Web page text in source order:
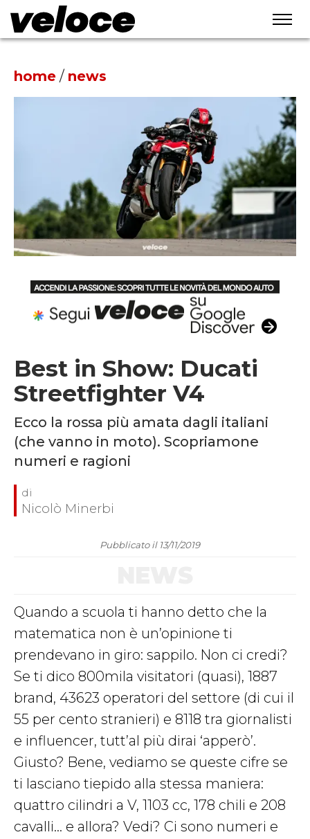
home / news
Best in Show: Ducati
Streetfighter V4
Ecco la rossa più amata dagli italiani
(che vanno in moto). Scopriamone
numeri e ragioni
Nicolò Minerbi
Pubblicato il 13/11/2019
Quando a scuola ti hanno detto che la
matematica non è un’opinione ti
prendevano in giro: sappilo. Non ci credi?
Se ti dico 800mila visitatori (quasi), 1887
brand, 43623 operatori del settore (di cui il
55 per cento stranieri) e 8118 tra giornalisti
e influencer, tutt’al più dirai ‘apperò’.
Giusto? Bene, vediamo se queste cifre se
ti lasciano tiepido alla stessa maniera:
quattro cilindri a V, 1103 cc, 178 chili e 208
cavalli… e allora? Vedi? Ci sono numeri e